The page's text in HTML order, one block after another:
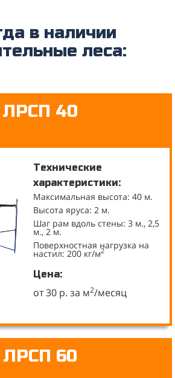
в наличии
леса:
ЛРСП 40
Технические
характеристики:
Максимальная высота: 40 м.
Высота яруса: 2 м.
Шаг рам вдоль стены: 3 м., 2,5
м., 2 м.
Поверхностная нагрузка на
настил: 200 кг/м2
Цена:
от 30 р. за м2/месяц
ЛРСП 60